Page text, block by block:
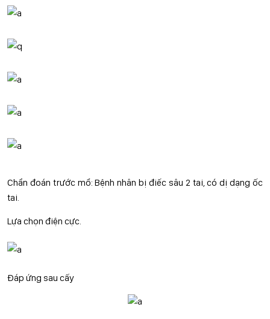
Chẩn đoán trước mổ: Bệnh nhân bị điếc sâu 2 tai, có dị dạng ốc
tai.
Lựa chọn điện cực.
Đáp ứng sau cấy